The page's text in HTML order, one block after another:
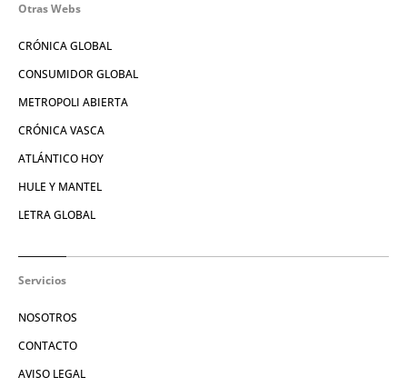
Otras Webs
CRÓNICA GLOBAL
CONSUMIDOR GLOBAL
METROPOLI ABIERTA
CRÓNICA VASCA
ATLÁNTICO HOY
HULE Y MANTEL
LETRA GLOBAL
Servicios
NOSOTROS
CONTACTO
AVISO LEGAL